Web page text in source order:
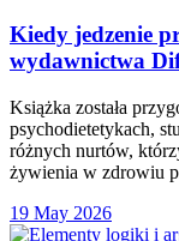
Kiedy jedzenie
wydawnictwa
Książka została
psychodietetykach,
różnych nurtów,
żywienia w zdrowiu
19 May 2026